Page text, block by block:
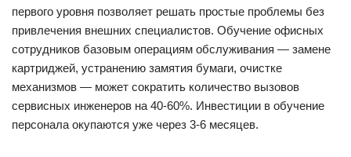
первого уровня позволяет решать простые проблемы без
привлечения внешних специалистов. Обучение офисных
сотрудников базовым операциям обслуживания — замене
картриджей, устранению замятия бумаги, очистке
механизмов — может сократить количество вызовов
сервисных инженеров на 40-60%. Инвестиции в обучение
персонала окупаются уже через 3-6 месяцев.